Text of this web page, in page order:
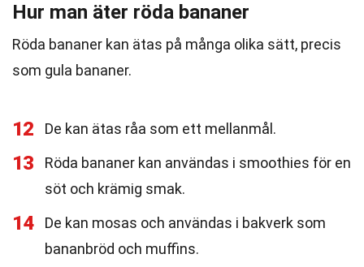
Hur man äter röda bananer
Röda bananer kan ätas på många olika sätt, precis
som gula bananer.
12 De kan ätas råa som ett mellanmål.
13
Röda bananer kan användas i smoothies för en
söt och krämig smak.
14
De kan mosas och användas i bakverk som
bananbröd och muffins.